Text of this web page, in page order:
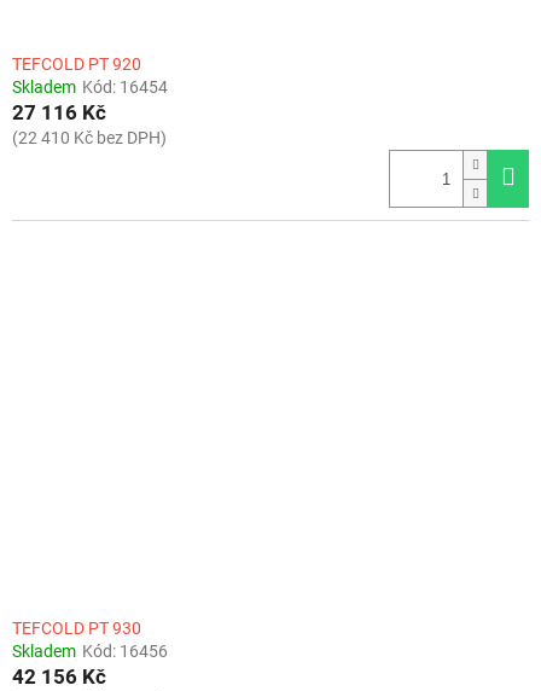
TEFCOLD PT 920
Skladem Kód: 16454
27 116 Kč
(22 410 Kč bez DPH)
TEFCOLD PT 930
Skladem Kód: 16456
42 156 Kč